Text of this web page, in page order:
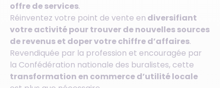
offre de services.
Réinventez votre point de vente en diversifiant
votre activité pour trouver de nouvelles sources
de revenus et doper votre chiffre d’affaires.
Revendiquée par la profession et encouragée par
la Confédération nationale des buralistes, cette
transformation en commerce d’utilité locale